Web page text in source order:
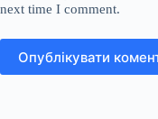
next time I comment.
Опублікувати